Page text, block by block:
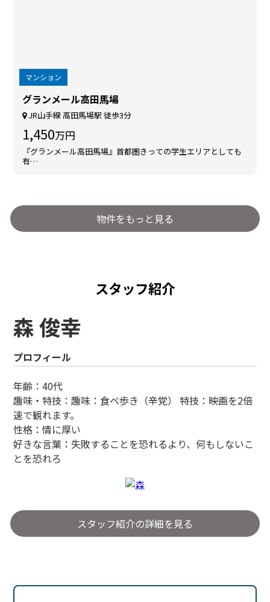
マンション
グランメール高田馬場
JR山手線 高田馬場駅 徒歩3分
1,450万円
『グランメール高田馬場』首都圏きっての学生エリアとしても
有…
物件をもっと見る
スタッフ紹介
森 俊幸
プロフィール
年齢：40代
趣味・特技：趣味：食べ歩き（辛党） 特技：映画を2倍
速で観れます。
性格：情に厚い
好きな言葉：失敗することを恐れるより、何もしないこ
とを恐れろ
スタッフ紹介の詳細を見る